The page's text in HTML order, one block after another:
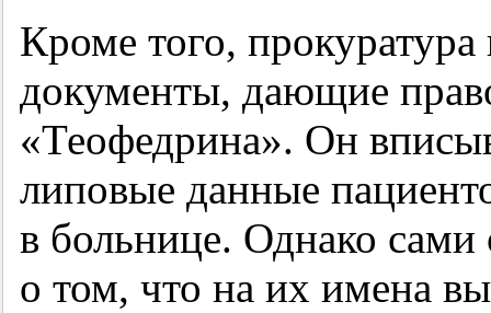
Кроме того, прокуратура
документы, дающие
«Теофедрина». Он
липовые данные
в больнице. Однако
о том, что на их имена